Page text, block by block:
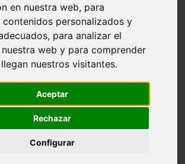
en nuestra web, para
personalizados y
para analizar el
web y para comprender
nuestros visitantes.
Aceptar
Rechazar
Configurar
lo que parecía imposible: Utilizarán
para cocinar sus alimentos
desde la cúspide de la
posible colapso social